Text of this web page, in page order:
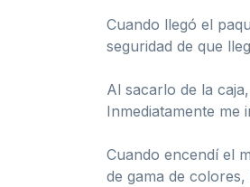
Cuando llegó el
seguridad de que
Al sacarlo de la
Inmediatamente me
Cuando encendí el
de gama de